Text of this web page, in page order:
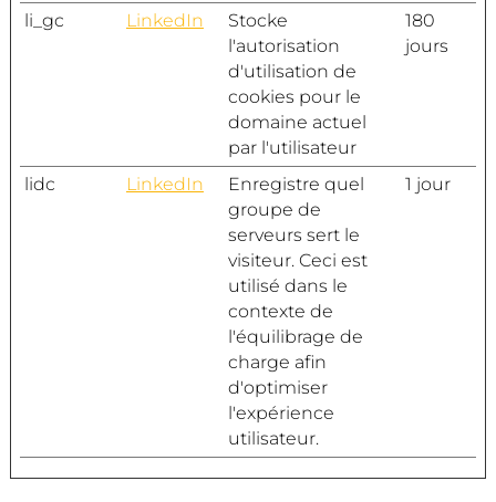
li_gc LinkedIn
Stocke
l'autorisation
d'utilisation de
cookies pour le
domaine actuel
par l'utilisateur
180
jours
lidc LinkedIn
Enregistre quel
groupe de
serveurs sert le
visiteur. Ceci est
utilisé dans le
contexte de
l'équilibrage de
charge afin
d'optimiser
l'expérience
utilisateur.
1 jour